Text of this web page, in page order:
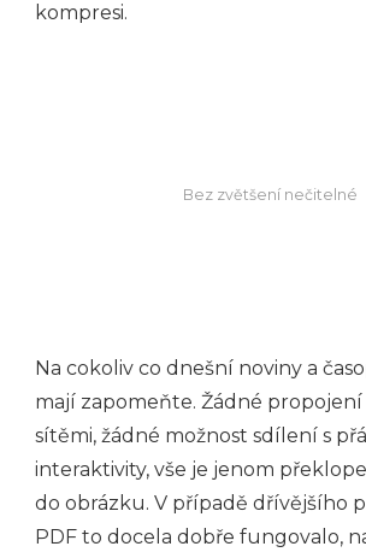
kompresi.
Bez zvětšení nečitelné
Na cokoliv co dnešní noviny a
mají zapomeňte. Žádné propojení
sítěmi, žádné možnost sdílení s
interaktivity, vše je jenom
do obrázku. V případě dřívějšího
PDF to docela dobře fungovalo,